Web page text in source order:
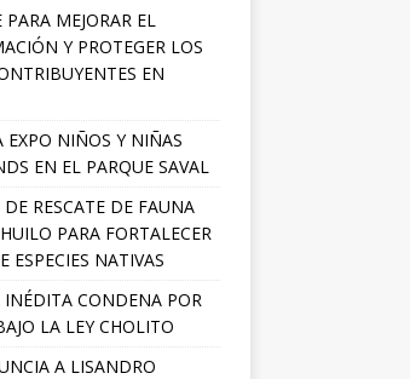
PARA MEJORAR EL
Y PROTEGER LOS
EN
EXPO NIÑOS Y NIÑAS
EN EL PARQUE SAVAL
RESCATE DE FAUNA
PARA FORTALECER
ESPECIES NATIVAS
INÉDITA CONDENA POR
LA LEY CHOLITO
A LISANDRO